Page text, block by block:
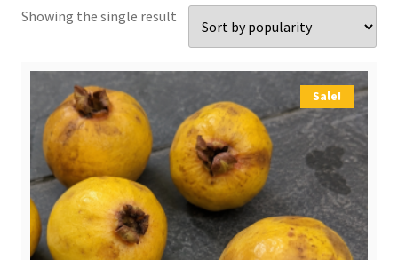
Showing the single result
Sale!